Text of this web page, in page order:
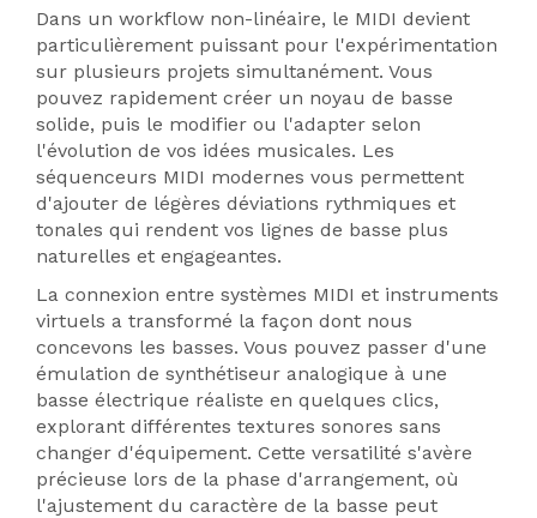
Dans un workflow non-linéaire, le MIDI devient
particulièrement puissant pour l'expérimentation
sur plusieurs projets simultanément. Vous
pouvez rapidement créer un noyau de basse
solide, puis le modifier ou l'adapter selon
l'évolution de vos idées musicales. Les
séquenceurs MIDI modernes vous permettent
d'ajouter de légères déviations rythmiques et
tonales qui rendent vos lignes de basse plus
naturelles et engageantes.
La connexion entre systèmes MIDI et instruments
virtuels a transformé la façon dont nous
concevons les basses. Vous pouvez passer d'une
émulation de synthétiseur analogique à une
basse électrique réaliste en quelques clics,
explorant différentes textures sonores sans
changer d'équipement. Cette versatilité s'avère
précieuse lors de la phase d'arrangement, où
l'ajustement du caractère de la basse peut